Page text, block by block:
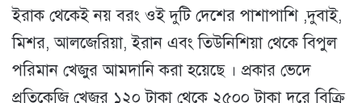
ইরাক থেকেই নয় বরং ওই দুটি দেশের পাশাপাশি ,দুবাই,
মিশর, আলজেরিয়া, ইরান এবং তিউনিশিয়া থেকে বিপুল
পরিমান খেজুর আমদানি করা হয়েছে । প্রকার ভেদে
প্রতিকেজি খেজুর ১২০ টাকা থেকে ২৫০০ টাকা দরে বিক্রি